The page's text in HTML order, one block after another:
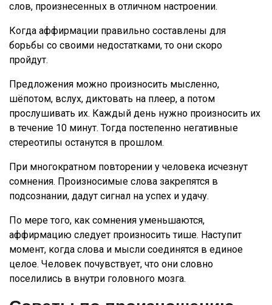
слов, произнесенных в отличном настроении.
Когда аффирмации правильно составлены для
борьбы со своими недостатками, то они скоро
пройдут.
Предложения можно произносить мысленно,
шёпотом, вслух, диктовать на плеер, а потом
прослушивать их. Каждый день нужно произносить их
в течение 10 минут. Тогда постепенно негативные
стереотипы останутся в прошлом.
При многократном повторении у человека исчезнут
сомнения. Произносимые слова закрепятся в
подсознании, дадут сигнал на успех и удачу.
По мере того, как сомнения уменьшаются,
аффирмацию следует произносить тише. Наступит
момент, когда слова и мысли соединятся в единое
целое. Человек почувствует, что они словно
поселились в внутри головного мозга.